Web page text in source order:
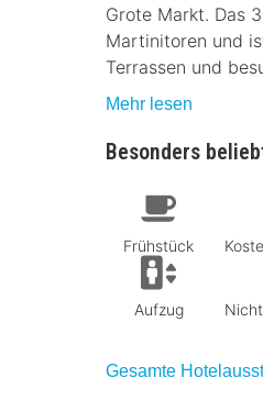
Grote Markt. Das
Martinitoren und
Terrassen und
Mehr lesen
Besonders
Frühstück
Aufzug
Gesamte